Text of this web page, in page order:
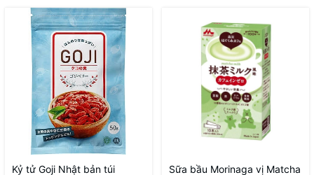
Kỷ tử Goji Nhật bản túi
Sữa bầu Morinaga vị Matcha